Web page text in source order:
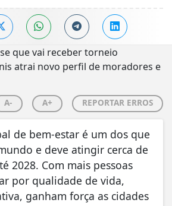
A- A+ REPORTAR ERROS
de bem-estar é um dos que
e deve atingir cerca de
2028. Com mais pessoas
por qualidade de vida,
ganham força as cidades